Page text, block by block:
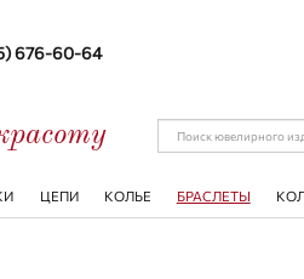
676-60-64
ЦЕПИ КОЛЬЕ БРАСЛЕТЫ